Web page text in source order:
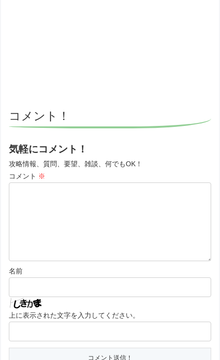
コメント！
気軽にコメント！
攻略情報、質問、要望、雑談、何でもOK！
コメント ※
名前
上に表示された文字を入力してください。